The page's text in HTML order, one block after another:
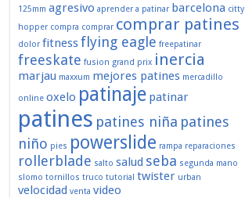
125mm agresivo aprender a patinar barcelona citty
hopper compra comprar comprar patines
dolor fitnessflying eagle freepatinar
freeskate fusion grand prix inercia
marjau maxxum mejores patines mercadillo
online oxelo patinaje patinar
patines patines niña patines
niño pies powerslide rampa reparaciones
rollerblade salto salud seba segunda mano
slomo tornillos truco tutorial twister urban
velocidad venta video